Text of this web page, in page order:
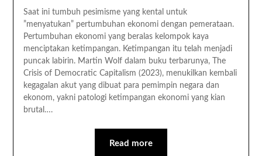
Saat ini tumbuh pesimisme yang kental untuk
”menyatukan” pertumbuhan ekonomi dengan pemerataan.
Pertumbuhan ekonomi yang beralas kelompok kaya
menciptakan ketimpangan. Ketimpangan itu telah menjadi
puncak labirin. Martin Wolf dalam buku terbarunya, The
Crisis of Democratic Capitalism (2023), menukilkan kembali
kegagalan akut yang dibuat para pemimpin negara dan
ekonom, yakni patologi ketimpangan ekonomi yang kian
brutal….
Read more